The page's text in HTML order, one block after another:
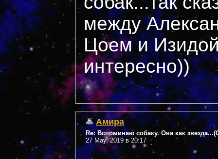
между
Цоем и
интересно))
Амира
Re: Вспоминаю собаку. Она как
27 May, 2019 в 20:17